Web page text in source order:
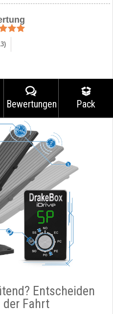
)
Bewertungen Pack
Entscheiden
der Fahrt